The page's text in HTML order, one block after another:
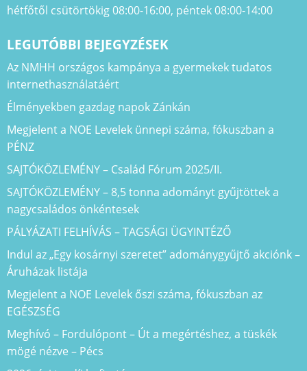
hétfőtől csütörtökig 08:00-16:00, péntek 08:00-14:00
LEGUTÓBBI BEJEGYZÉSEK
Az NMHH országos kampánya a gyermekek tudatos
internethasználatáért
Élményekben gazdag napok Zánkán
Megjelent a NOE Levelek ünnepi száma, fókuszban a
PÉNZ
SAJTÓKÖZLEMÉNY – Család Fórum 2025/II.
SAJTÓKÖZLEMÉNY – 8,5 tonna adományt gyűjtöttek a
nagycsaládos önkéntesek
PÁLYÁZATI FELHÍVÁS – TAGSÁGI ÜGYINTÉZŐ
Indul az „Egy kosárnyi szeretet” adománygyűjtő akciónk –
Áruházak listája
Megjelent a NOE Levelek őszi száma, fókuszban az
EGÉSZSÉG
Meghívó – Fordulópont – Út a megértéshez, a tüskék
mögé nézve – Pécs